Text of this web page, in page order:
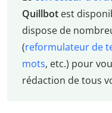
Quillbot est
dispose de
(reformulateur de
mots, etc.) pour
rédaction de tous